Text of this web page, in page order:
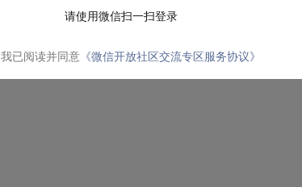
请使用微信扫一扫登录
我已阅读并同意 《微信开放社区交流专区服务协议》